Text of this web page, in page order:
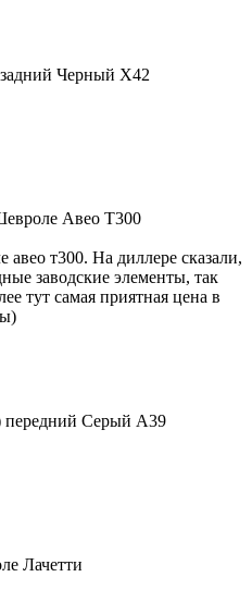
Черный X42
Авео Т300
т300. На диллере сказали,
заводские элементы, так
тут самая приятная цена в
передний Серый A39
Лачетти